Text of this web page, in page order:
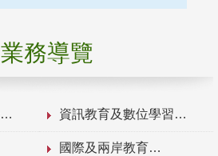
業務導覽
資訊教育及數位學習
國際及兩岸教育